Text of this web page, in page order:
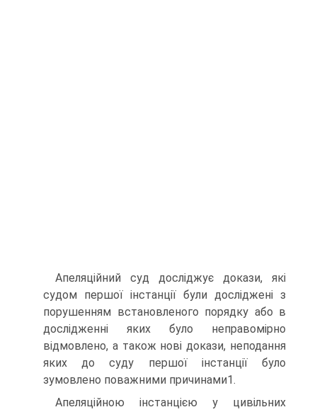
Апеляційний суд досліджує докази, які
судом першої інстанції були досліджені з
порушенням встановленого порядку або в
дослідженні яких було неправомірно
відмовлено, а також нові докази, неподання
яких до суду першої інстанції було
зумовлено поважними причинами1.
Апеляційною інстанцією у цивільних